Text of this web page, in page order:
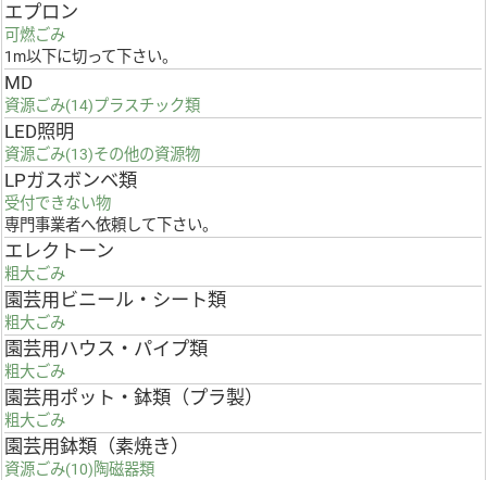
エプロン
可燃ごみ
1m以下に切って下さい。
MD
資源ごみ(14)プラスチック類
LED照明
資源ごみ(13)その他の資源物
LPガスボンベ類
受付できない物
専門事業者へ依頼して下さい。
エレクトーン
粗大ごみ
園芸用ビニール・シート類
粗大ごみ
園芸用ハウス・パイプ類
粗大ごみ
園芸用ポット・鉢類（プラ製）
粗大ごみ
園芸用鉢類（素焼き）
資源ごみ(10)陶磁器類